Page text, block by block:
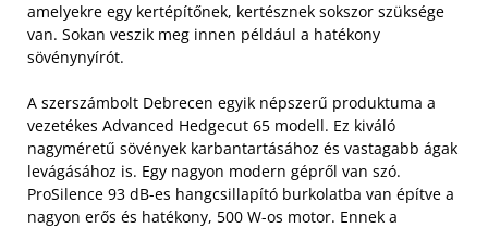
amelyekre egy kertépítőnek, kertésznek sokszor szüksége
van. Sokan veszik meg innen például a hatékony
sövénynyírót.
A szerszámbolt Debrecen egyik népszerű produktuma a
vezetékes Advanced Hedgecut 65 modell. Ez kiváló
nagyméretű sövények karbantartásához és vastagabb ágak
levágásához is. Egy nagyon modern gépről van szó.
ProSilence 93 dB-es hangcsillapító burkolatba van építve a
nagyon erős és hatékony, 500 W-os motor. Ennek a